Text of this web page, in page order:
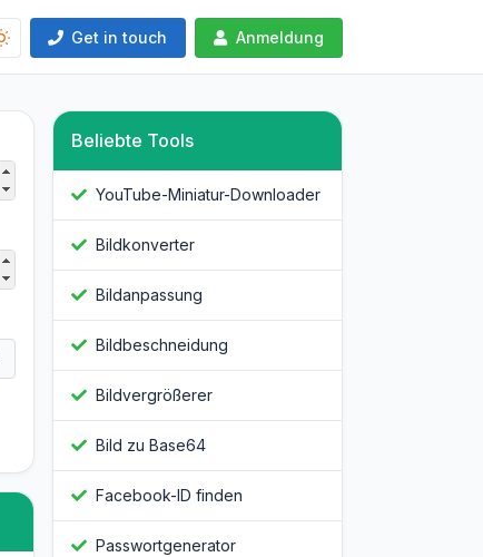
Get in touch Anmeldung
Beliebte Tools
YouTube-Miniatur-Downloader
Bildkonverter
Bildanpassung
Bildbeschneidung
Bildvergrößerer
Bild zu Base64
Facebook-ID finden
Passwortgenerator